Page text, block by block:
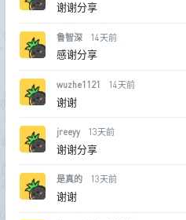
谢谢分享
鲁智深 14天前
感谢分享
wuzhe1121 14天前
谢谢
jreeyy 13天前
谢谢分享
是真的 13天前
谢谢